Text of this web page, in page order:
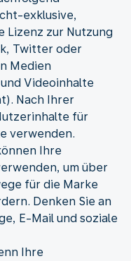
exklusive,
zur Nutzung
Twitter oder
Medien
Videoinhalte
Nach Ihrer
für
verwenden.
Ihre
um über
für die Marke
Denken Sie an
E-Mail und soziale
Ihre